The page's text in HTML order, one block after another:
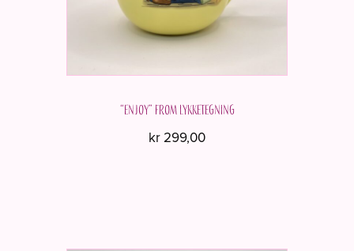
“Enjoy” from Lykketegning
kr 299,00